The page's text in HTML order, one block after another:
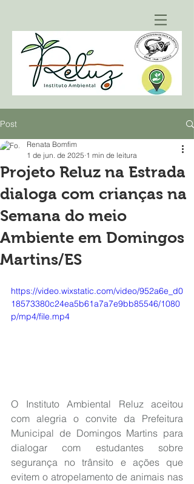
Post
Projeto Reluz na Estrada
dialoga com crianças na
Semana do meio
Ambiente em Domingos
Martins/ES
Renata Bomfim
1 de jun. de 2025 1 min de leitura
https://video.wixstatic.com/video/952a6e_d0
18573380c24ea5b61a7a7e9bb85546/1080
p/mp4/file.mp4
O Instituto Ambiental Reluz aceitou
com alegria o convite da Prefeitura
Municipal de Domingos Martins para
dialogar com estudantes sobre
segurança no trânsito e ações que
evitem o atropelamento de animais nas